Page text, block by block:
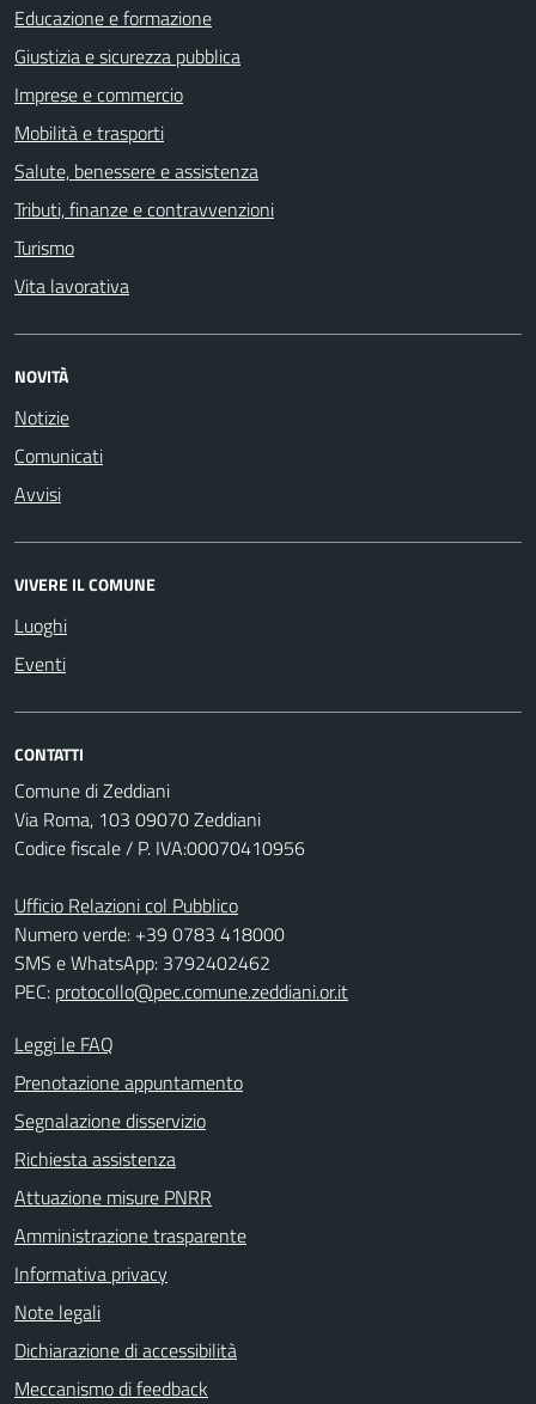
Educazione e formazione
Giustizia e sicurezza pubblica
Imprese e commercio
Mobilità e trasporti
Salute, benessere e assistenza
Tributi, finanze e contravvenzioni
Turismo
Vita lavorativa
NOVITÀ
Notizie
Comunicati
Avvisi
VIVERE IL COMUNE
Luoghi
Eventi
CONTATTI
Comune di Zeddiani
Via Roma, 103 09070 Zeddiani
Codice fiscale / P. IVA:00070410956
Ufficio Relazioni col Pubblico
Numero verde: +39 0783 418000
SMS e WhatsApp: 3792402462
PEC: protocollo@pec.comune.zeddiani.or.it
Leggi le FAQ
Prenotazione appuntamento
Segnalazione disservizio
Richiesta assistenza
Attuazione misure PNRR
Amministrazione trasparente
Informativa privacy
Note legali
Dichiarazione di accessibilità
Meccanismo di feedback